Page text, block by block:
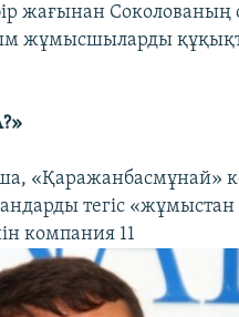
жағынан Соколованың
жұмысшыларды
«Қаражанбасмұнай»
тегіс
компания 11